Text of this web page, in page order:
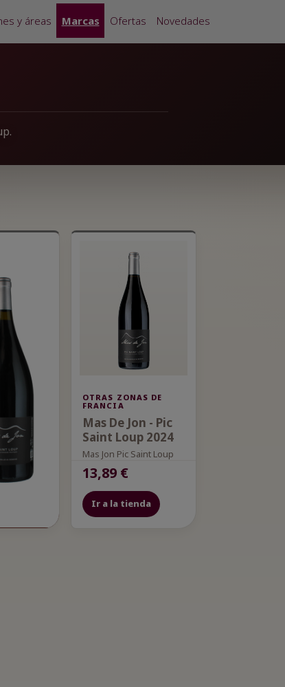
y áreas Marcas Ofertas Novedades
OTRAS ZONAS DE
FRANCIA
Mas De Jon - Pic
Saint Loup 2024
Mas Jon Pic Saint Loup
13,89 €
Ir a la tienda